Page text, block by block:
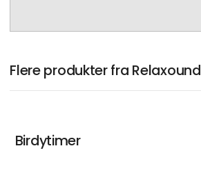
Flere produkter fra Relaxound
Birdytimer